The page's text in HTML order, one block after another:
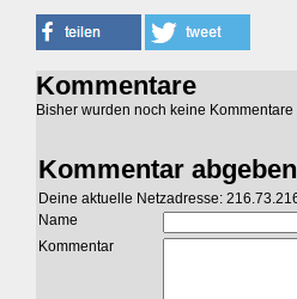
Kommentare
Bisher wurden noch keine
Kommentar abgeben
Deine aktuelle Netzadresse:
Name
Kommentar